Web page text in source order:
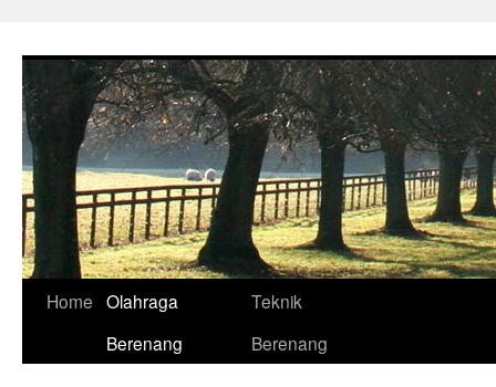
Home Olahraga
Berenang
Teknik
Berenang